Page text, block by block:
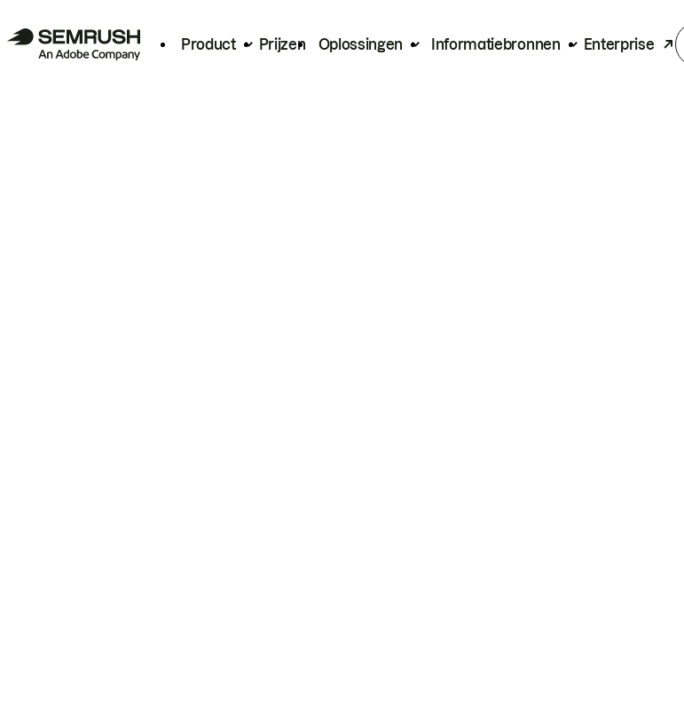
Product Prijzen Oplossingen Informatiebronnen Enterprise